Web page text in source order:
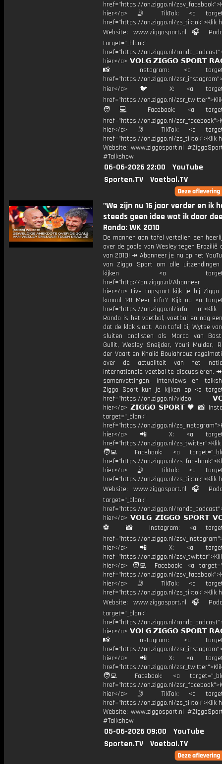
href="https://on.ziggo.nl/
hier</a> 🤳 TikTok: <a
href="https://on.ziggo.nl/zs_tiktok">Klik
Website: www.ziggosport.nl 🎧
target="_blank"
href="https://on.ziggo.nl/
hier</a> 𝗩𝗢𝗟𝗚 𝗭𝗜𝗚𝗚𝗢 𝗦𝗣𝗢𝗥𝗧
📸 Instagram: <a
href="https://on.ziggo.nl/
hier</a> 🐦 X: <a
href="https://on.ziggo.nl/
🧑💻 Facebook: <a
href="https://on.ziggo.nl/
hier</a> 🤳 TikTok: <a
href="https://on.ziggo.nl/zs_tiktok">Klik
Website: www.ziggosport.nl
#Talkshow
06-06-2026 22:00
YouTube
Sporten.TV
Voetbal.TV
"We zijn nu 16 jaar verder en ik
steeds geen idee wat ik daar
Rondo: WK 2010
De mannen aan tafel vertellen een
over de goals van Wesley tegen Brazilië
van 2010! ↠ Abonneer je nu op het
van Ziggo Sport om alle
kijken <a
href="http://on.ziggo.nl/
hier</a> Live topsport kijk je bij
kanaal 14! Meer info? Kijk op <a
href="https://on.ziggo.nl/info
Rondo is het voetbal, voetbal en nog
dat de klok slaat. Aan tafel bij Wytse
sluiten analisten als Marco van
Gullit, Wesley Sneijder, Youri Mulder,
der Vaart en Khalid Boulahrouz
over de actualiteit van het
internationale voetbal te discussiëren.
samenvattingen, interviews en
Ziggo Sport kun je kijken op <a
href="https://on.ziggo.nl/video
hier</a> 𝗭𝗜𝗚𝗚𝗢 𝗦𝗣𝗢𝗥𝗧 🧡 📸
target="_blank"
href="https://on.ziggo.nl/
hier</a> 📲 X: <a
href="https://on.ziggo.nl/
🧑‍💻 Facebook: <a
href="https://on.ziggo.nl/
hier</a> 🤳 TikTok: <a
href="https://on.ziggo.nl/zs_tiktok">Klik
Website: www.ziggosport.nl 🎧
target="_blank"
href="https://on.ziggo.nl/
hier</a> 𝗩𝗢𝗟𝗚 𝗭𝗜𝗚𝗚𝗢 𝗦𝗣𝗢𝗥𝗧
⚽️ 📸 Instagram: <a
href="https://on.ziggo.nl/
hier</a> 📲 X: <a
href="https://on.ziggo.nl/
hier</a> 🧑‍💻 Facebook: <a
href="https://on.ziggo.nl/
hier</a> 🤳 TikTok: <a
href="https://on.ziggo.nl/zs_tiktok">Klik
Website: www.ziggosport.nl 🎧
target="_blank"
href="https://on.ziggo.nl/
hier</a> 𝗩𝗢𝗟𝗚 𝗭𝗜𝗚𝗚𝗢 𝗦𝗣𝗢𝗥𝗧
📸 Instagram: <a
href="https://on.ziggo.nl/
hier</a> 📲 X: <a
href="https://on.ziggo.nl/
🧑‍💻 Facebook: <a
href="https://on.ziggo.nl/
hier</a> 🤳 TikTok: <a
href="https://on.ziggo.nl/zs_tiktok">Klik
Website: www.ziggosport.nl
#Talkshow
05-06-2026 09:00
YouTube
Sporten.TV
Voetbal.TV